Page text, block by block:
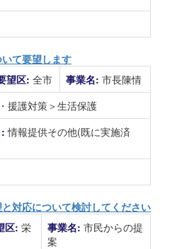
て要望します
望区: 全市 事業名: 市長陳情
援護対策＞生活保護
:情報提供その他(既に実施済
対応について検討してください
区: 栄
事業名: 市民からの提
案